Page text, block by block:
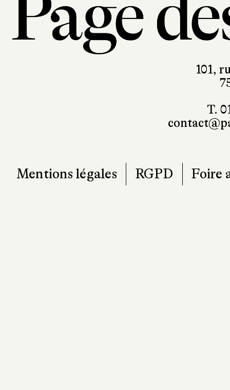
101,
T.
Mentions légales RGPD Foire